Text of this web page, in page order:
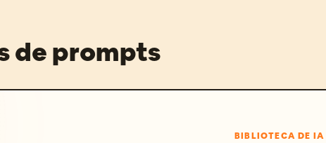
de prompts
BIBLIOTECA DE IA